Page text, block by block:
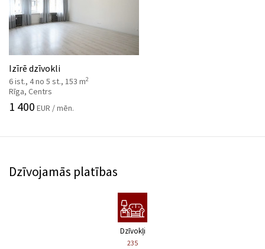
Izīrē dzīvokli
6 ist., 4 no 5 st., 153 m2
Rīga, Centrs
1 400 EUR / mēn.
Dzīvojamās platības
Dzīvokļi
235